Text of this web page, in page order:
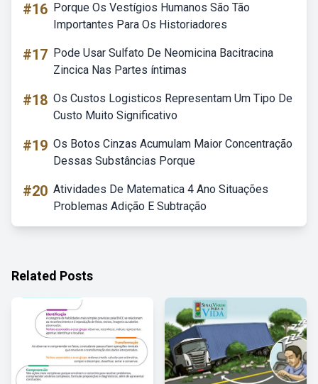
#16 Porque Os Vestígios Humanos São Tão
Importantes Para Os Historiadores
#17 Pode Usar Sulfato De Neomicina Bacitracina
Zincica Nas Partes íntimas
#18 Os Custos Logisticos Representam Um Tipo De
Custo Muito Significativo
#19 Os Botos Cinzas Acumulam Maior Concentração
Dessas Substâncias Porque
#20 Atividades De Matematica 4 Ano Situações
Problemas Adição E Subtração
Related Posts